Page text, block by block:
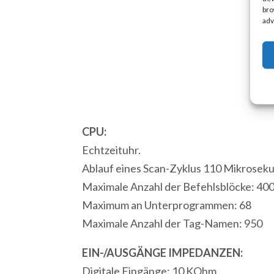
CPU:
Echtzeituhr.
Ablauf eines Scan-Zyklus 110
Maximale Anzahl der Befehlsblöcke:
Maximum an Unterprogrammen: 68
Maximale Anzahl der Tag-Namen: 950
EIN-/AUSGÄNGE IMPEDANZEN:
Digitale Eingänge: 10 KOhm